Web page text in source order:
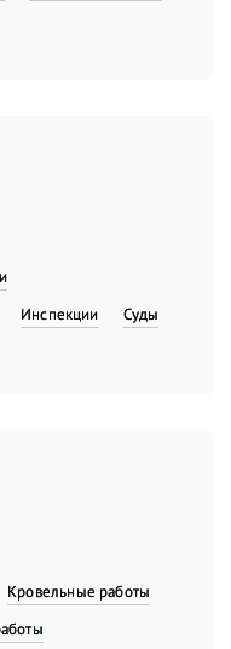
Инспекции Суды
Кровельные работы